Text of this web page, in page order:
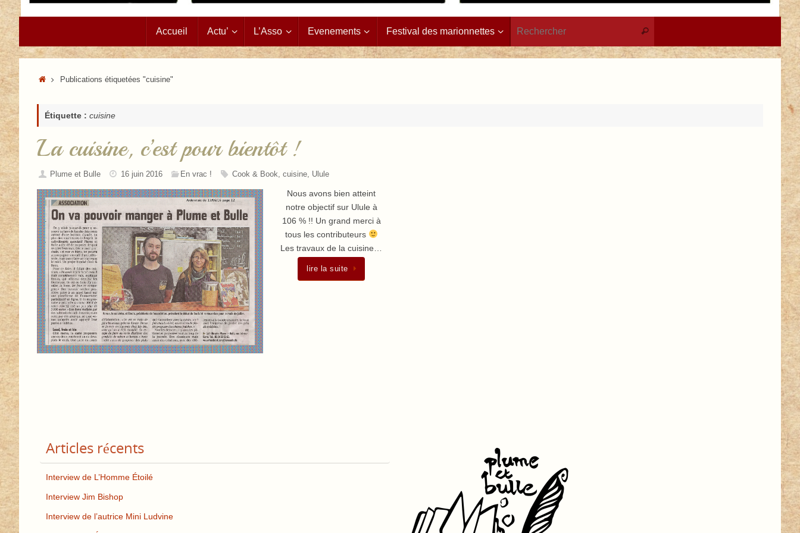
au
contenu
Accueil Actu’ L’Asso Evenements Festival des marionnettes Rechercher
AccueilPublications étiquetées "cuisine"
Étiquette : cuisine
La cuisine, c’est pour bientôt !
Plume et Bulle 16 juin 2016 En vrac ! Cook & Book,cuisine, Ulule
Nous avons bien atteint
notre objectif sur Ulule à
106 % !! Un grand merci à
tous les contributeurs
Les travaux de la cuisine…
lire la suite
Articles récents
Interview de L’Homme Étoilé
Interview Jim Bishop
Interview de l’autrice Mini Ludvine